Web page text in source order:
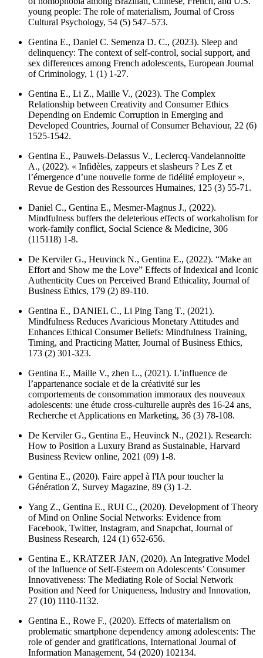
young people: The role of materialism, Journal of Cross
Cultural Psychology, 54 (5) 547–573.
Gentina E., Daniel C. Semenza D. C., (2023). Sleep and
delinquency: The context of self-control, social support, and
sex differences among French adolescents, European Journal
of Criminology, 1 (1) 1-27.
Gentina E., Li Z., Maille V., (2023). The Complex
Relationship between Creativity and Consumer Ethics
Depending on Endemic Corruption in Emerging and
Developed Countries, Journal of Consumer Behaviour, 22 (6)
1525-1542.
Gentina E., Pauwels-Delassus V., Leclercq-Vandelannoitte
A., (2022). « Infidèles, zappeurs et slasheurs ? Les Z et
l’émergence d’une nouvelle forme de fidélité employeur »,
Revue de Gestion des Ressources Humaines, 125 (3) 55-71.
Daniel C., Gentina E., Mesmer-Magnus J., (2022).
Mindfulness buffers the deleterious effects of workaholism for
work-family conflict, Social Science & Medicine, 306
(115118) 1-8.
De Kerviler G., Heuvinck N., Gentina E., (2022). “Make an
Effort and Show me the Love” Effects of Indexical and Iconic
Authenticity Cues on Perceived Brand Ethicality, Journal of
Business Ethics, 179 (2) 89-110.
Gentina E., DANIEL C., Li Ping Tang T., (2021).
Mindfulness Reduces Avaricious Monetary Attitudes and
Enhances Ethical Consumer Beliefs: Mindfulness Training,
Timing, and Practicing Matter, Journal of Business Ethics,
173 (2) 301-323.
Gentina E., Maille V., zhen L., (2021). L’influence de
l’appartenance sociale et de la créativité sur les
comportements de consommation immoraux des nouveaux
adolescents: une étude cross-culturelle auprès des 16-24 ans,
Recherche et Applications en Marketing, 36 (3) 78-108.
De Kerviler G., Gentina E., Heuvinck N., (2021). Research:
How to Position a Luxury Brand as Sustainable, Harvard
Business Review online, 2021 (09) 1-8.
Gentina E., (2020). Faire appel à l'IA pour toucher la
Génération Z, Survey Magazine, 89 (3) 1-2.
Yang Z., Gentina E., RUI C., (2020). Development of Theory
of Mind on Online Social Networks: Evidence from
Facebook, Twitter, Instagram, and Snapchat, Journal of
Business Research, 124 (1) 652-656.
Gentina E., KRATZER JAN, (2020). An Integrative Model
of the Influence of Self-Esteem on Adolescents’ Consumer
Innovativeness: The Mediating Role of Social Network
Position and Need for Uniqueness, Industry and Innovation,
27 (10) 1110-1132.
Gentina E., Rowe F., (2020). Effects of materialism on
problematic smartphone dependency among adolescents: The
role of gender and gratifications, International Journal of
Information Management, 54 (2020) 102134.